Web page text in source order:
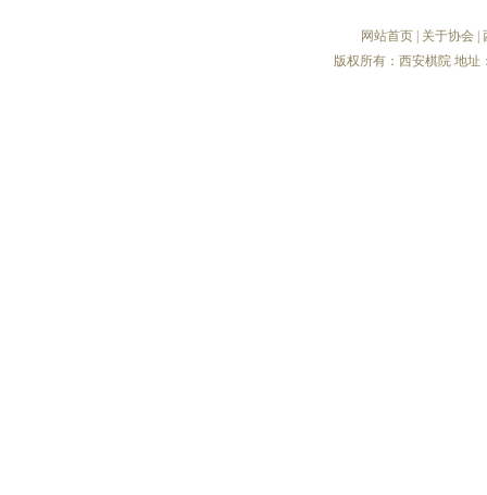
网站首页 关于协会
版权所有：西安棋院 地址